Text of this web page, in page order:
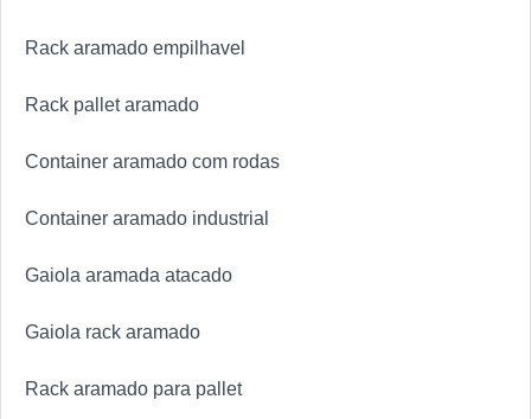
Rack aramado empilhavel
Rack pallet aramado
Container aramado com rodas
Container aramado industrial
Gaiola aramada atacado
Gaiola rack aramado
Rack aramado para pallet